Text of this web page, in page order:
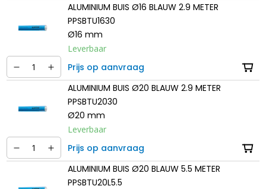
ALUMINIUM BUIS Ø16 BLAUW 2.9 METER
PPSBTU1630
Ø16 mm
Leverbaar
Prijs op aanvraag
ALUMINIUM BUIS Ø20 BLAUW 2.9 METER
PPSBTU2030
Ø20 mm
Leverbaar
Prijs op aanvraag
ALUMINIUM BUIS Ø20 BLAUW 5.5 METER
PPSBTU20L5.5